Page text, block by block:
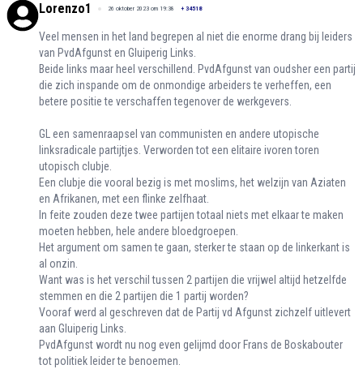
Lorenzo1 26 oktober 2023 om 19:38 + 34518
Veel mensen in het land begrepen al niet die enorme drang bij leiders
van PvdAfgunst en Gluiperig Links.
Beide links maar heel verschillend. PvdAfgunst van oudsher een partij
die zich inspande om de onmondige arbeiders te verheffen, een
betere positie te verschaffen tegenover de werkgevers.
GL een samenraapsel van communisten en andere utopische
linksradicale partijtjes. Verworden tot een elitaire ivoren toren
utopisch clubje.
Een clubje die vooral bezig is met moslims, het welzijn van Aziaten
en Afrikanen, met een flinke zelfhaat.
In feite zouden deze twee partijen totaal niets met elkaar te maken
moeten hebben, hele andere bloedgroepen.
Het argument om samen te gaan, sterker te staan op de linkerkant is
al onzin.
Want was is het verschil tussen 2 partijen die vrijwel altijd hetzelfde
stemmen en die 2 partijen die 1 partij worden?
Vooraf werd al geschreven dat de Partij vd Afgunst zichzelf uitlevert
aan Gluiperig Links.
PvdAfgunst wordt nu nog even gelijmd door Frans de Boskabouter
tot politiek leider te benoemen.